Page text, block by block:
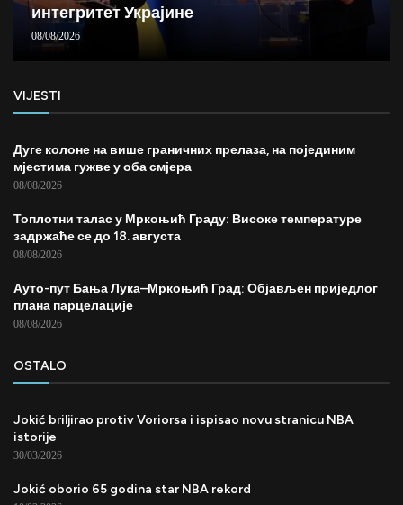
интегритет Украјине
08/08/2026
VIJESTI
Дуге колоне на више граничних прелаза, на појединим
мјестима гужве у оба смјера
08/08/2026
Топлотни талас у Мркоњић Граду: Високе температуре
задржаће се до 18. августа
08/08/2026
Ауто-пут Бања Лука–Мркоњић Град: Објављен приједлог
плана парцелације
08/08/2026
OSTALO
Jokić briljirao protiv Voriorsa i ispisao novu stranicu NBA
istorije
30/03/2026
Jokić oborio 65 godina star NBA rekord